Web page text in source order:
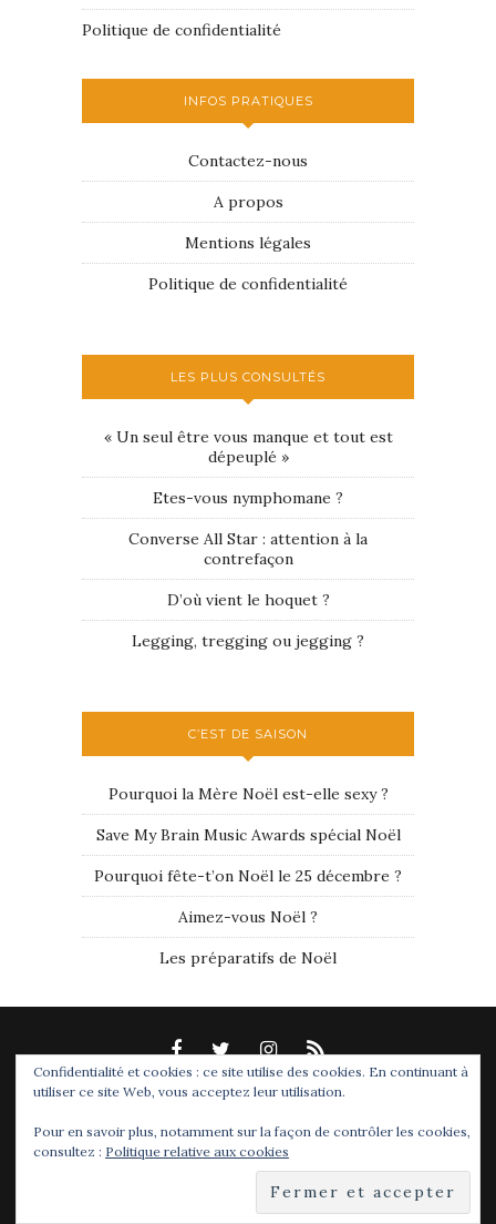
Politique de confidentialité
INFOS PRATIQUES
Contactez-nous
A propos
Mentions légales
Politique de confidentialité
LES PLUS CONSULTÉS
« Un seul être vous manque et tout est
dépeuplé »
Etes-vous nymphomane ?
Converse All Star : attention à la
contrefaçon
D’où vient le hoquet ?
Legging, tregging ou jegging ?
C’EST DE SAISON
Pourquoi la Mère Noël est-elle sexy ?
Save My Brain Music Awards spécial Noël
Pourquoi fête-t’on Noël le 25 décembre ?
Aimez-vous Noël ?
Les préparatifs de Noël
Save My Brain - Tous droits réservés 2007 - 2019.
Toute reproduction des illutrations réalisées pour
Save My Brain est interdite.
Confidentialité et cookies : ce site utilise des cookies. En continuant à
utiliser ce site Web, vous acceptez leur utilisation.
Pour en savoir plus, notamment sur la façon de contrôler les cookies,
consultez : Politique relative aux cookies